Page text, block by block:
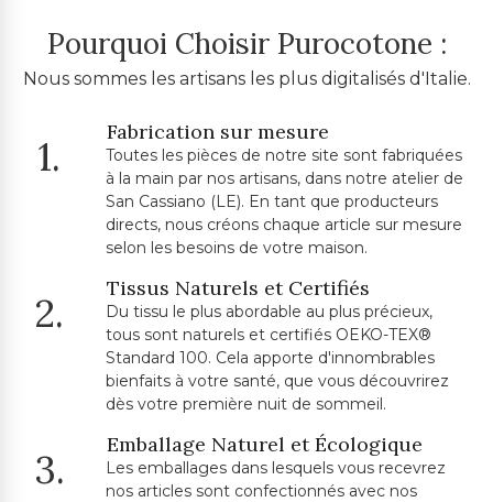
Pourquoi Choisir Purocotone :
Nous sommes les artisans les plus digitalisés d'Italie.
1.
Fabrication sur mesure
Toutes les pièces de notre site sont fabriquées
à la main par nos artisans, dans notre atelier de
San Cassiano (LE). En tant que producteurs
directs, nous créons chaque article sur mesure
selon les besoins de votre maison.
2.
Tissus Naturels et Certifiés
Du tissu le plus abordable au plus précieux,
tous sont naturels et certifiés OEKO-TEX®
Standard 100. Cela apporte d'innombrables
bienfaits à votre santé, que vous découvrirez
dès votre première nuit de sommeil.
3.
Emballage Naturel et Écologique
Les emballages dans lesquels vous recevrez
nos articles sont confectionnés avec nos